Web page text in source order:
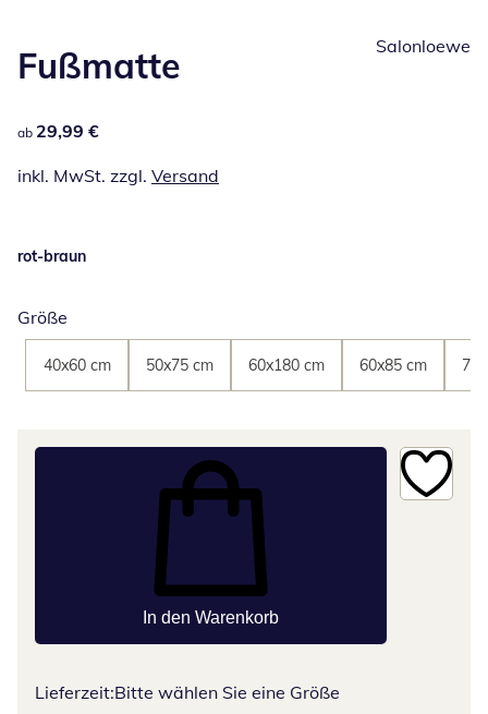
Fußmatte
29,99 €
ab 29,99 €
inkl. MwSt. zzgl. Versand
Salonloewe
rot-braun
Größe
40x60 cm 50x75 cm 60x180 cm 60x85 cm
In den Warenkorb
Lieferzeit:Bitte wählen Sie eine Größe